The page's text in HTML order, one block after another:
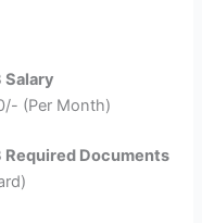
Salary
(Per Month)
Required Documents